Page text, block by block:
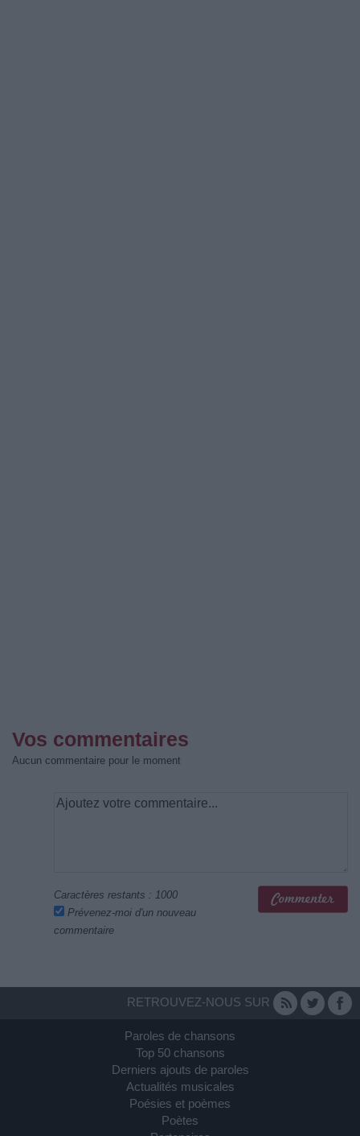
Vos commentaires
Aucun commentaire pour le moment
Caractères restants : 1000
Prévenez-moi d'un nouveau
commentaire
RETROUVEZ-NOUS SUR
Paroles de chansons
Top 50 chansons
Derniers ajouts de paroles
Actualités musicales
Poésies et poèmes
Poètes